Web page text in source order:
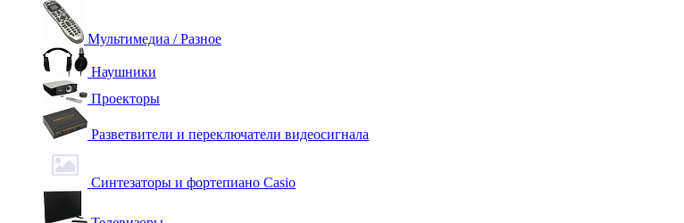
Мультимедиа / Разное
Наушники
Проекторы
Разветвители и переключатели видеосигнала
Синтезаторы и фортепиано Casio